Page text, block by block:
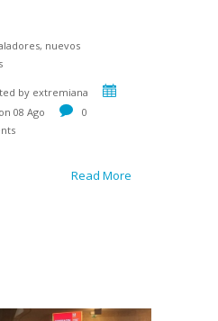
nuevos
by extremiana
08 Ago
0
Read More